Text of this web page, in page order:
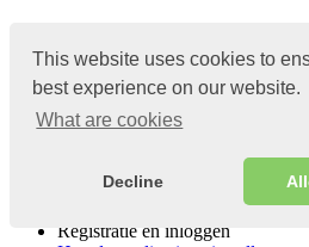
This website uses cookies to
best experience on our website.
What are cookies
Decline
Hoe maak je X- en Z-rapporten
FAQ | Vragen en antwoorden
Hoe voeg je een medewerker
Hoe voeg je een product toe
Registratie en inloggen